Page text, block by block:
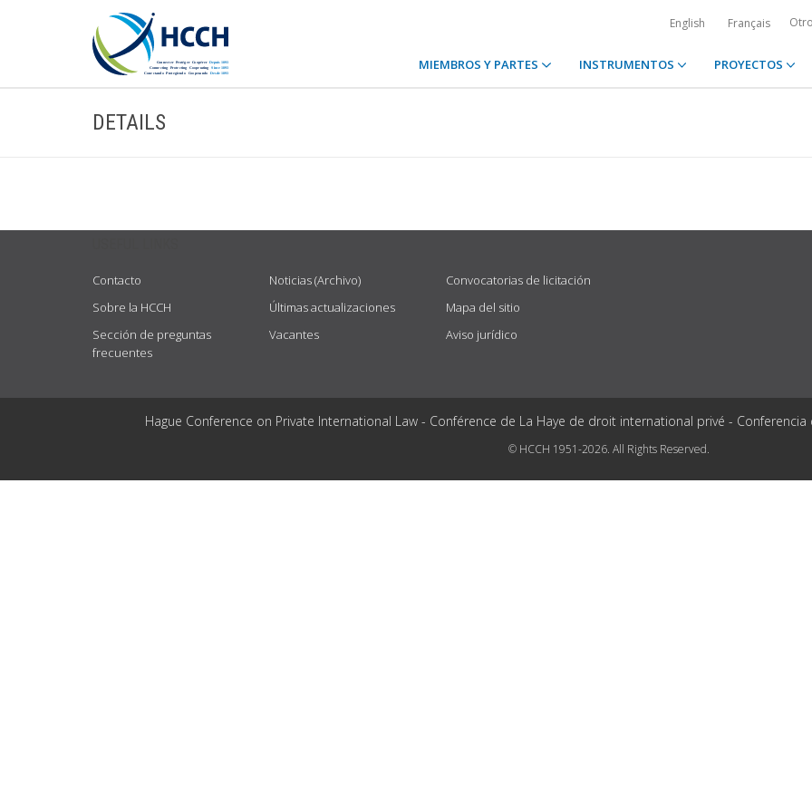
English Français
MIEMBROS Y PARTES INSTRUMENTOS PROYECTOS
DETAILS
Contacto
Sobre la HCCH
Sección de preguntas
frecuentes
Noticias (Archivo)
Últimas actualizaciones
Vacantes
Convocatorias de licitación
Mapa del sitio
Aviso jurídico
Hague Conference on Private International Law - Conférence de La Haye de droit international privé -
© HCCH 1951-2026. All Rights Reserved.